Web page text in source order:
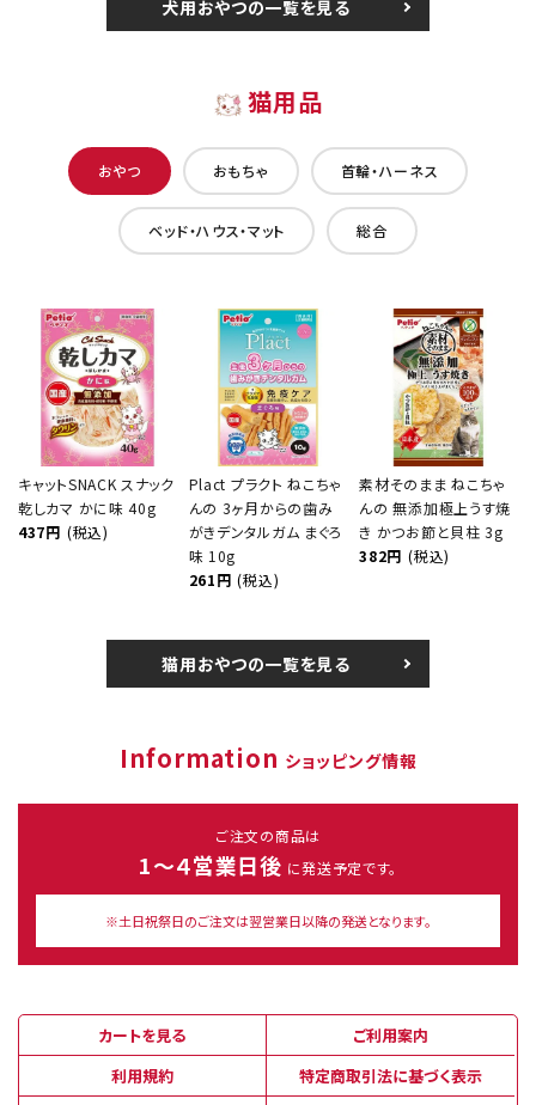
犬用おやつの一覧を見る
猫用品
おやつ おもちゃ 首輪・ハーネス
ベッド・ハウス・マット 総合
キャットSNACK スナック
乾しカマ かに味 40g
437円 (税込)
Plact プラクト ねこちゃ
んの 3ヶ月からの歯み
がきデンタルガム まぐろ
味 10g
261円 (税込)
素材そのまま ねこちゃ
んの 無添加極上うす焼
き かつお節と貝柱 3g
382円 (税込)
猫用おやつの一覧を見る
Information ショッピング情報
ご注文の商品は
1～４営業日後 に発送予定です。
※土日祝祭日のご注文は翌営業日以降の発送となります。
カートを見る
ご利用案内
利用規約
特定商取引法に基づく表示